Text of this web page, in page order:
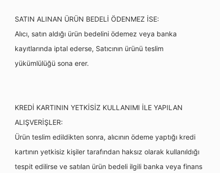
SATIN ALINAN ÜRÜN BEDELİ ÖDENMEZ İSE:
Alıcı, satın aldığı ürün bedelini ödemez veya banka
kayıtlarında iptal ederse, Satıcının ürünü teslim
yükümlülüğü sona erer.
KREDİ KARTININ YETKİSİZ KULLANIMI İLE YAPILAN
ALIŞVERİŞLER:
Ürün teslim edildikten sonra, alıcının ödeme yaptığı kredi
kartının yetkisiz kişiler tarafından haksız olarak kullanıldığı
tespit edilirse ve satılan ürün bedeli ilgili banka veya finans